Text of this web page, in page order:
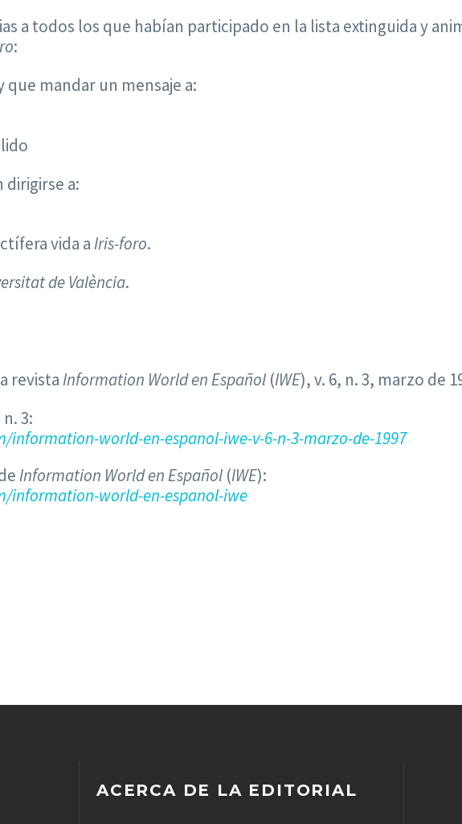
a todos los que habían participado en la lista extinguida y
:
que mandar un mensaje a:
dirigirse a:
vida aIris-foro.
de València.
revistaInformation World en Español (IWE), v. 6, n. 3, marzo de
3:
world-en-espanol-iwe-v-6-n-3-marzo-de-1997
Information World en Español (IWE):
information-world-en-espanol-iwe
ACERCA DE LA EDITORIAL